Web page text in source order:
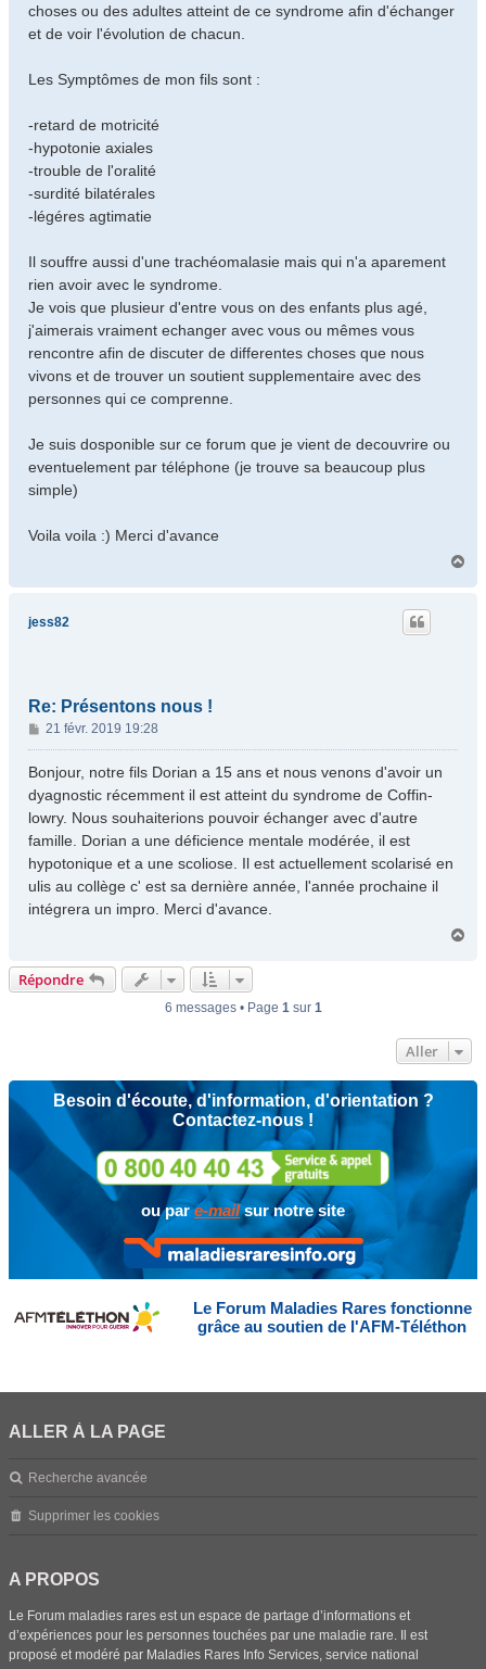
choses ou des adultes atteint de ce syndrome afin d'échanger
et de voir l'évolution de chacun.
Les Symptômes de mon fils sont :
-retard de motricité
-hypotonie axiales
-trouble de l'oralité
-surdité bilatérales
-légéres agtimatie
Il souffre aussi d'une trachéomalasie mais qui n'a aparement
rien avoir avec le syndrome.
Je vois que plusieur d'entre vous on des enfants plus agé,
j'aimerais vraiment echanger avec vous ou mêmes vous
rencontre afin de discuter de differentes choses que nous
vivons et de trouver un soutient supplementaire avec des
personnes qui ce comprenne.
Je suis dosponible sur ce forum que je vient de decouvrire ou
eventuelement par téléphone (je trouve sa beaucoup plus
simple)
Voila voila :) Merci d'avance
jess82
Re: Présentons nous !
M
e
s
a
g
e
21 févr. 2019 19:28
Bonjour, notre fils Dorian a 15 ans et nous venons d'avoir un
dyagnostic récemment il est atteint du syndrome de Coffin-
lowry. Nous souhaiterions pouvoir échanger avec d'autre
famille. Dorian a une déficience mentale modérée, il est
hypotonique et a une scoliose. Il est actuellement scolarisé en
ulis au collège c' est sa dernière année, l'année prochaine il
intégrera un impro. Merci d'avance.
Répondre
6 messages • Page 1sur 1
Aller
Besoin d'écoute, d'information, d'orientation ?
Contactez-nous !
ou pare-mailsur notre site
Le Forum Maladies Rares fonctionne
grâce au soutien de l'AFM-Téléthon
ALLER À LA PAGE
Recherche avancée
Supprimer les cookies
A PROPOS
Le Forum maladies rares est un espace de partage d’informations et
d’expériences pour les personnes touchées par une maladie rare. Il est
proposé et modéré par Maladies Rares Info Services, service national